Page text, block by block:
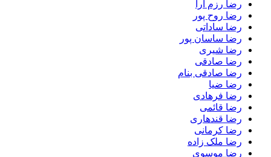
رضا رزم آرا
رضا روح پور
رضا ساداتی
رضا ساسان پور
رضا شیری
رضا صادقی
رضا صادقی بنام
رضا ضیا
رضا فرهادی
رضا قائمی
رضا قندهاری
رضا کرمانی
رضا ملک زاده
رضا موسوی